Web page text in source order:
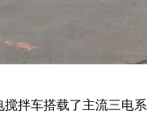
拌车搭载了主流三电系